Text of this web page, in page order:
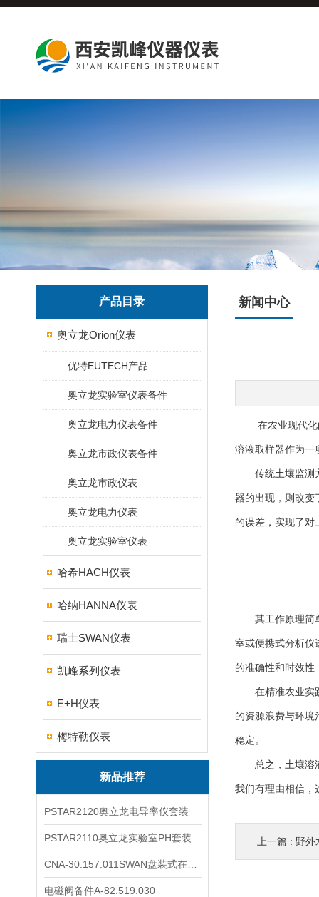
产品目录
奥立龙Orion仪表
优特EUTECH产品
奥立龙实验室仪表备件
奥立龙电力仪表备件
奥立龙市政仪表备件
奥立龙市政仪表
奥立龙电力仪表
奥立龙实验室仪表
哈希HACH仪表
哈纳HANNA仪表
瑞士SWAN仪表
凯峰系列仪表
E+H仪表
梅特勒仪表
新品推荐
PSTAR2120奥立龙电导率仪套装
PSTAR2110奥立龙实验室PH套装
电磁阀备件A-82.519.030
新闻中心
在农业现代化的
溶液取样器作为一
传统土壤监测方
器的出现，则改变
的误差，实现了对
其工作原理简单
室或便携式分析仪
的准确性和时效性
在精准农业实践
的资源浪费与环境
稳定。
总之，土壤溶液
我们有理由相信，
上一篇 : 野外